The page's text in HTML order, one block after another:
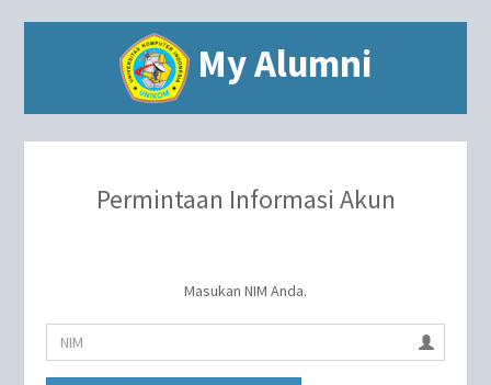
My Alumni
Permintaan Informasi Akun
Masukan NIM Anda.